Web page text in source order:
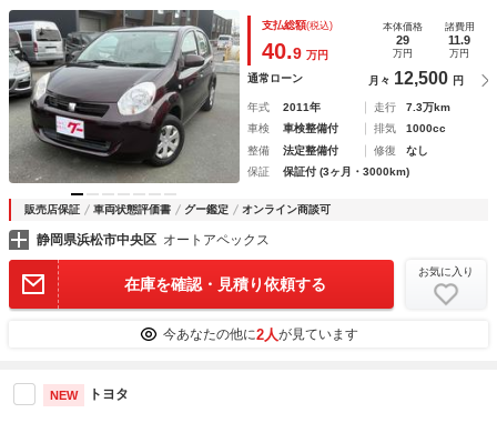
Ｓ ＣＤ ＭＤ ミュージックプレイヤー接続可 エアコン
パワーステアリング パワーウィンドウ
支払総額(税込)
40.9 万円
本体価格
29
万円
諸費用
11.9
万円
通常ローン 月々 12,500 円
年式 2011年 走行
7.3万km
車検
車検整備付 排気
1000cc
整備
法定整備付 修復
なし
保証
保証付 (3ヶ月・3000km)
販売店保証 車両状態評価書 グー鑑定 オンライン商談可
静岡県浜松市中央区 オートアペックス
在庫を確認・見積り依頼する
お気に入り
今あなたの他に2人が見ています
NEW トヨタ